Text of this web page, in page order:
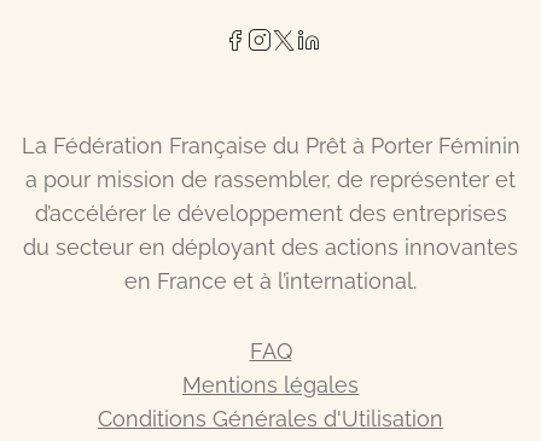
La Fédération Française du Prêt à Porter Féminin
a pour mission de rassembler, de représenter et
d’accélérer le développement des entreprises
du secteur en déployant des actions innovantes
en France et à l’international.
FAQ
Mentions légales
Conditions Générales d'Utilisation